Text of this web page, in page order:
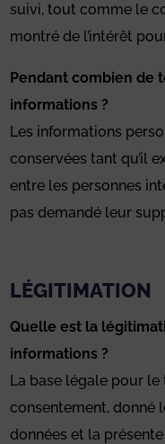
suivi, tout comme le
montré de l’intérêt
Pendant combien de
informations ?
Les informations
conservées tant qu’il
entre les personnes
pas demandé leur
LÉGITIMATION
Quelle est la
informations ?
La base légale pour
consentement, donné
données et la